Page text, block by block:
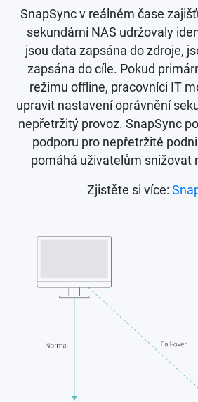
SnapSync v reálném čase
sekundární NAS udržovaly
jsou data zapsána do zdroje,
zapsána do cíle. Pokud
režimu offline, pracovníci IT
upravit nastavení oprávnění
nepřetržitý provoz. SnapSync
podporu pro nepřetržité
pomáhá uživatelům snižovat
Zjistěte si více: